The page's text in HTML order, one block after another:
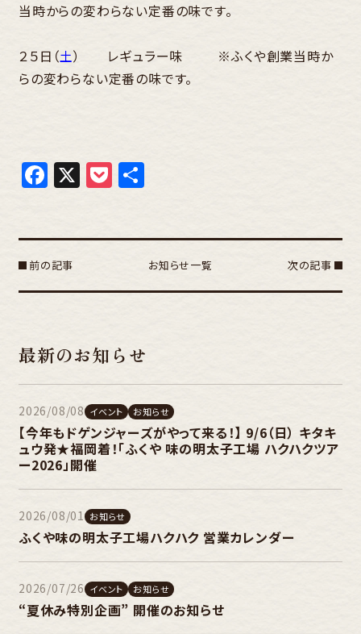
当時からの変わらない定番の味です。
２５日（土） レギュラー味 ※ふくや創業当時か
らの変わらない定番の味です。
Facebook
X Pocket
共
前の記事 お知らせ一覧 次の記事
最新のお知らせ
2026/08/08 イベント お知らせ
【今年もドゲンジャーズがやって来る！】 9/6（日） キタキ
ュウ発★福岡着！「ふくや 味の明太子工場 ハクハクツア
ー2026」開催
2026/08/01 お知らせ
ふくや味の明太子工場ハクハク 営業カレンダー
2026/07/26 イベント お知らせ
“夏休み特別企画” 開催のお知らせ